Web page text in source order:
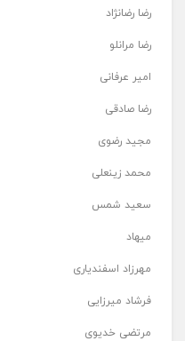
رضا رضانژاد
رضا مرانلو
امیر عرفانی
رضا صادقی
مجید رضوی
محمد زینعلی
سعید شمس
میهاد
مهرزاد اسفندیاری
فرشاد میرزایی
مرتضی خدیوی